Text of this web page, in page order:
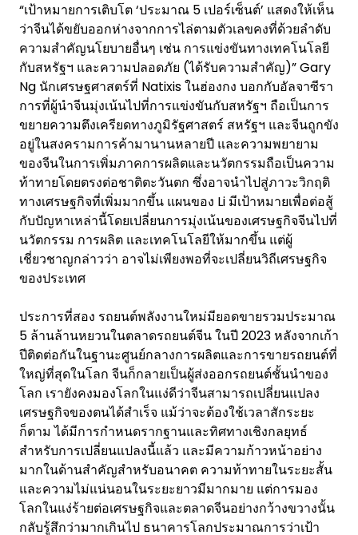
“เป้าหมายการเติบโต ‘ประมาณ 5 เปอร์เซ็นต์’ แสดงให้เห็น
ว่าจีนได้ขยับออกห่างจากการไล่ตามตัวเลขคงที่ด้วยลำดับ
ความสำคัญนโยบายอื่นๆ เช่น การแข่งขันทางเทคโนโลยี
กับสหรัฐฯ และความปลอดภัย (ได้รับความสำคัญ)” Gary
Ng นักเศรษฐศาสตร์ที่ Natixis ในฮ่องกง บอกกับอัลจาซีรา
การที่ผู้นำจีนมุ่งเน้นไปที่การแข่งขันกับสหรัฐฯ ถือเป็นการ
ขยายความตึงเครียดทางภูมิรัฐศาสตร์ สหรัฐฯ และจีนถูกขัง
อยู่ในสงครามการค้ามานานหลายปี และความพยายาม
ของจีนในการเพิ่มภาคการผลิตและนวัตกรรมถือเป็นความ
ท้าทายโดยตรงต่อชาติตะวันตก ซึ่งอาจนำไปสู่ภาวะวิกฤติ
ทางเศรษฐกิจที่เพิ่มมากขึ้น แผนของ Li มีเป้าหมายเพื่อต่อสู้
กับปัญหาเหล่านี้โดยเปลี่ยนการมุ่งเน้นของเศรษฐกิจจีนไปที่
นวัตกรรม การผลิต และเทคโนโลยีให้มากขึ้น แต่ผู้
เชี่ยวชาญกล่าวว่า อาจไม่เพียงพอที่จะเปลี่ยนวิถีเศรษฐกิจ
ของประเทศ
ประการที่สอง รถยนต์พลังงานใหม่มียอดขายรวมประมาณ
5 ล้านล้านหยวนในตลาดรถยนต์จีน ในปี 2023 หลังจากเก้า
ปีติดต่อกันในฐานะศูนย์กลางการผลิตและการขายรถยนต์ที่
ใหญ่ที่สุดในโลก จีนก็กลายเป็นผู้ส่งออกรถยนต์ชั้นนำของ
โลก เรายังคงมองโลกในแง่ดีว่าจีนสามารถเปลี่ยนแปลง
เศรษฐกิจของตนได้สำเร็จ แม้ว่าจะต้องใช้เวลาสักระยะ
ก็ตาม ได้มีการกำหนดรากฐานและทิศทางเชิงกลยุทธ์
สำหรับการเปลี่ยนแปลงนี้แล้ว และมีความก้าวหน้าอย่าง
มากในด้านสำคัญสำหรับอนาคต ความท้าทายในระยะสั้น
และความไม่แน่นอนในระยะยาวมีมากมาย แต่การมอง
โลกในแง่ร้ายต่อเศรษฐกิจและตลาดจีนอย่างกว้างขวางนั้น
กลับรู้สึกว่ามากเกินไป ธนาคารโลกประมาณการว่าเป้า